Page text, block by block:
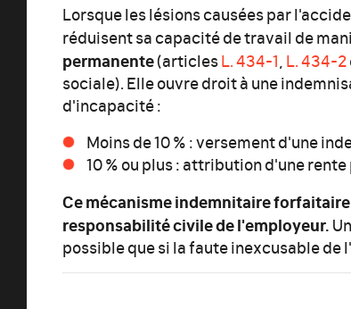
Lorsque les lésions causées par
réduisent sa capacité de travail de
permanente(articlesL. 434-1 L. 434-2
sociale). Elle ouvre droit à une
d'incapacité :
Moins de 10 % : versement d'une
10 % ou plus : attribution d'une
Ce mécanisme indemnitaire
responsabilité civile de l'employeur.
possible que si la faute inexcusable de